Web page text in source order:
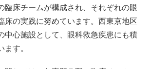
臨床チームが構成され、それぞれの眼
床の実践に努めています。西東京地区
中心施設として、眼科救急疾患にも積
ます。